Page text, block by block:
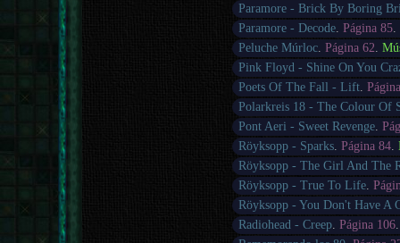
Paramore - Brick By Boring
Paramore - Decode.Página 85.
Peluche Múrloc.Página 62.
Pink Floyd - Shine On You
Poets Of The Fall - Lift.
Polarkreis 18 - The Colour Of
Pont Aeri - Sweet Revenge.
Röyksopp - Sparks.Página 84.
Röyksopp - The Girl And The
Röyksopp - True To Life.
Röyksopp - You Don't Have A
Radiohead - Creep.Página 106